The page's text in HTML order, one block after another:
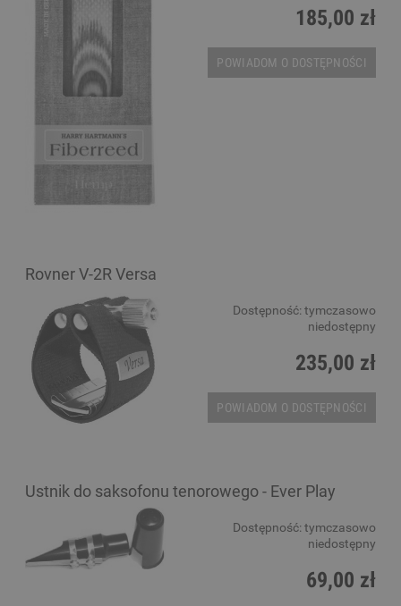
185,00 zł
POWIADOM O DOSTĘPNOŚCI
Rovner V-2R Versa
Dostępność: tymczasowo
niedostępny
235,00 zł
POWIADOM O DOSTĘPNOŚCI
Ustnik do saksofonu tenorowego - Ever Play
Dostępność: tymczasowo
niedostępny
69,00 zł